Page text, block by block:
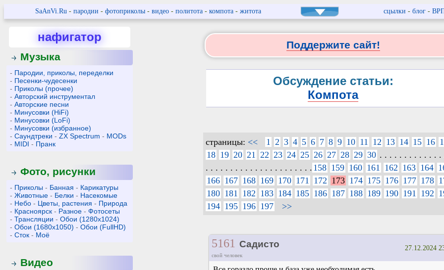
SaAnVi.Ru- пародии - фотоприколы- видео- политота- компота- житота сцылки - блог-
нафигатор
Музыка
- Пародии, приколы, переделки
- Песенки-чудесенки
- Приколы (прочее)
-Авторский инструментал
-Авторские песни
- Минусовки (HiFi)
- Минусовки (LoFi)
- Минусовки (избранное)
-Саундтреки -ZX Spectrum - MODs
- MIDI - Пранк
Фото, рисунки
- Приколы - Банная - Карикатуры
-Животные - Белки - Насекомые
- Небо - Цветы, растения - Природа
- Красноярск - Разное -Фотосеты
-Трансляции -Обои (1280x1024)
-Обои (1680x1050) -Обои (FullHD)
-Сток - Моё
Видео
Поддержите сайт!
Обсуждение статьи:
Компота
страницы: << 1 2 3 4 5 6 7 8 9 10 11 12 13 14 15 16
18 19 20 21 22 23 24 25 26 27 28 29 30 . . . . . . . . . . . . .
. . . . . . . . . . . . . . . . . . . . . . 158 159 160 161 162 163 164
166 167 168 169 170 171 172 173 174 175 176 177 178
180 181 182 183 184 185 186 187 188 189 190 191 192
194 195 196 197 >>
5161 Садисто
свой человек
27.12.2024